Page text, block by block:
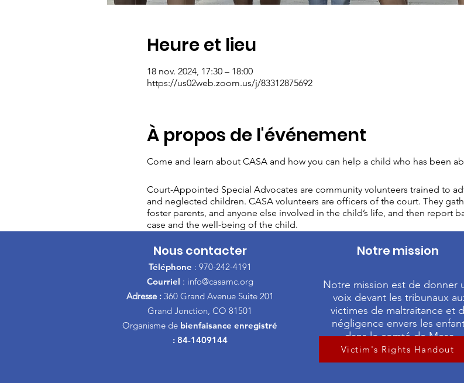
Heure et lieu
18 nov. 2024, 17:30 – 18:00
https://us02web.zoom.us/j/83312875692
À propos de l'événement
Come and learn about CASA and how you can help a child who has been
Court-Appointed Special Advocates are community volunteers trained to
and neglected children. CASA volunteers are officers of the court. They
foster parents, and anyone else involved in the child’s life, and then report
case and the well-being of the child.
Nous contacter
Téléphone : 970-242-4191
Courriel : info@casamc.org
Adresse :360 Grand Avenue Suite 201
Grand Jonction, CO 81501
Organisme de bienfaisance enregistré
: 84-1409144
Notre mission
Notre mission est de donner
voix devant les tribunaux
victimes de maltraitance et
négligence envers les
dans le comté de Mesa.
Victim's Rights Handout